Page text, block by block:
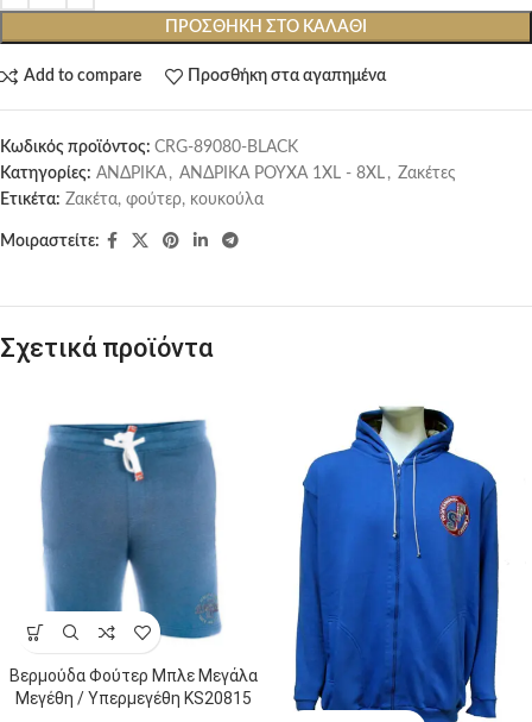
ΠΡΟΣΘΉΚΗ ΣΤΟ ΚΑΛΆΘΙ
Add to compare Προσθήκη στα αγαπημένα
Κωδικός προϊόντος: CRG-89080-BLACK
Κατηγορίες: ΑΝΔΡΙΚΑ , ΑΝΔΡΙΚΑ ΡΟΥΧΑ 1XL - 8XL , Ζακέτες
Ετικέτα: Ζακέτα, φούτερ, κουκούλα
Μοιραστείτε:
Σχετικά προϊόντα
Βερμούδα Φούτερ Μπλε Μεγάλα
Μεγέθη / Υπερμεγέθη KS20815